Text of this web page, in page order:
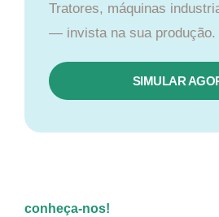
Tratores, máquinas
— invista na sua produção.
SIMULAR
conheça-nos!